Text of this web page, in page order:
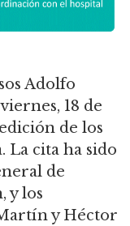
Adolfo
18 de
de los
La cita ha sido
de
y los
y Héctor